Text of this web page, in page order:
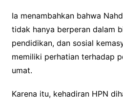
Ia menambahkan bahwa
tidak hanya berperan dalam
pendidikan, dan sosial
memiliki perhatian terhadap
umat.
Karena itu, kehadiran HPN